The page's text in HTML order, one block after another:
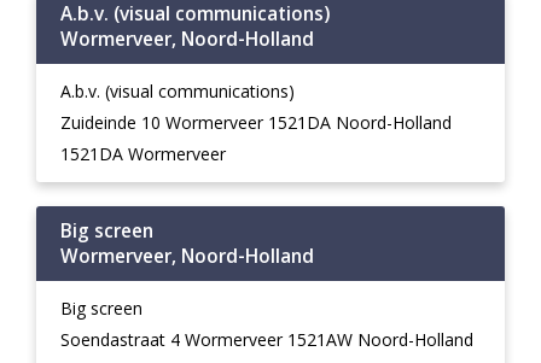
A.b.v. (visual communications)
Wormerveer, Noord-Holland
A.b.v. (visual communications)
Zuideinde 10 Wormerveer 1521DA Noord-Holland
1521DA Wormerveer
Big screen
Wormerveer, Noord-Holland
Big screen
Soendastraat 4 Wormerveer 1521AW Noord-Holland